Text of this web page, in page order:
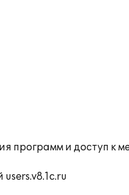
программ и доступ к